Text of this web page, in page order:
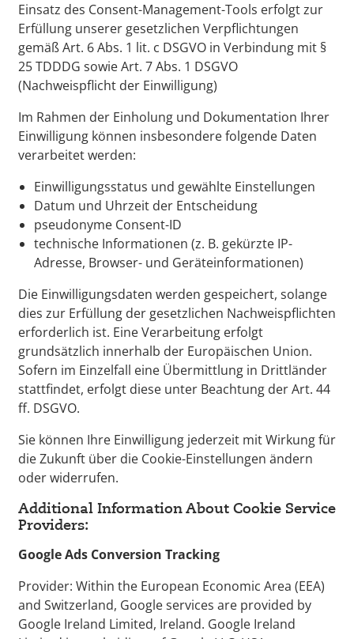
Einsatz des Consent-Management-Tools erfolgt zur
Erfüllung unserer gesetzlichen Verpflichtungen
gemäß Art. 6 Abs. 1 lit. c DSGVO in Verbindung mit §
25 TDDDG sowie Art. 7 Abs. 1 DSGVO
(Nachweispflicht der Einwilligung)
Im Rahmen der Einholung und Dokumentation Ihrer
Einwilligung können insbesondere folgende Daten
verarbeitet werden:
Einwilligungsstatus und gewählte Einstellungen
Datum und Uhrzeit der Entscheidung
pseudonyme Consent-ID
technische Informationen (z. B. gekürzte IP-
Adresse, Browser- und Geräteinformationen)
Die Einwilligungsdaten werden gespeichert, solange
dies zur Erfüllung der gesetzlichen Nachweispflichten
erforderlich ist. Eine Verarbeitung erfolgt
grundsätzlich innerhalb der Europäischen Union.
Sofern im Einzelfall eine Übermittlung in Drittländer
stattfindet, erfolgt diese unter Beachtung der Art. 44
ff. DSGVO.
Sie können Ihre Einwilligung jederzeit mit Wirkung für
die Zukunft über die Cookie-Einstellungen ändern
oder widerrufen.
Additional Information About Cookie Service
Providers:
Google Ads Conversion Tracking
Provider: Within the European Economic Area (EEA)
and Switzerland, Google services are provided by
Google Ireland Limited, Ireland. Google Ireland